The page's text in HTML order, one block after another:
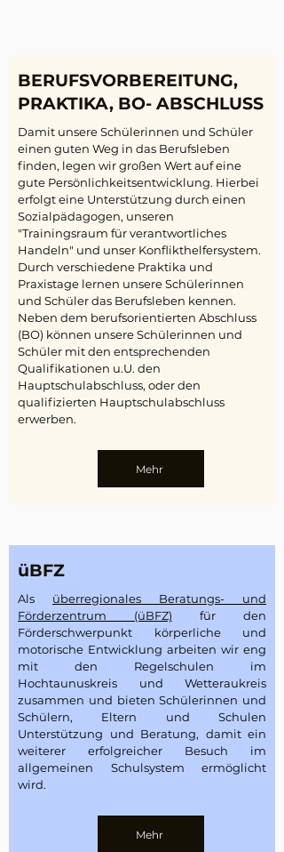
BERUFSVORBEREITUNG,
PRAKTIKA, BO- ABSCHLUSS
Damit unsere Schülerinnen und Schüler
einen guten Weg in das Berufsleben
finden, legen wir großen Wert auf eine
gute Persönlichkeitsentwicklung. Hierbei
erfolgt eine Unterstützung durch einen
Sozialpädagogen, unseren
"Trainingsraum für verantwortliches
Handeln" und unser Konflikthelfersystem.
Durch verschiedene Praktika und
Praxistage lernen unsere Schülerinnen
und Schüler das Berufsleben kennen.
Neben dem berufsorientierten Abschluss
(BO) können unsere Schülerinnen und
Schüler mit den entsprechenden
Qualifikationen u.U. den
Hauptschulabschluss, oder den
qualifizierten Hauptschulabschluss
erwerben.​
Mehr
üBFZ
​Als überregionales Beratungs- und
Förderzentrum (üBFZ) für den
Förderschwerpunkt körperliche und
motorische Entwicklung arbeiten wir eng
mit den Regelschulen im
Hochtaunuskreis und Wetteraukreis
zusammen und bieten Schülerinnen und
Schülern, Eltern und Schulen
Unterstützung und Beratung, damit ein
weiterer erfolgreicher Besuch im
allgemeinen Schulsystem ermöglicht
wird.
Mehr